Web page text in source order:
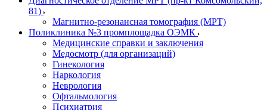
81)
Магнитно-резонансная томография (МРТ)
Поликлиника №3 промплощадка ОЭМК
Медицинские справки и заключения
Медосмотр (для организаций)
Гинекология
Наркология
Неврология
Офтальмология
Психиатрия